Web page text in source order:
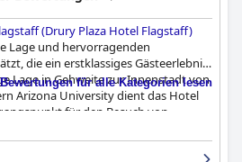
(Drury Plaza Hotel Flagstaff)
Lage und hervorragenden
die ein erstklassiges Gästeerlebnis
Lage in Gehweite zur Innenstadt von
Arizona University dient das Hotel
für den Besuch von
dem Grand Canyon und Page.
Autobahn und die kostenlosen
für alle Kategorien lesen